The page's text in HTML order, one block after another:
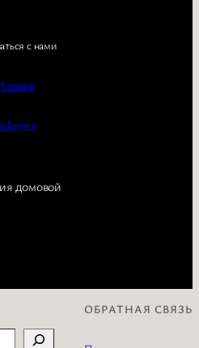
с нами
hatsapp
домовой
ОБРАТНАЯ СВЯЗЬ